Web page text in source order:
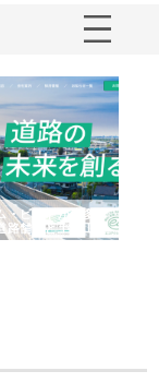
・ビルドが南多摩
路舗装と土木工事